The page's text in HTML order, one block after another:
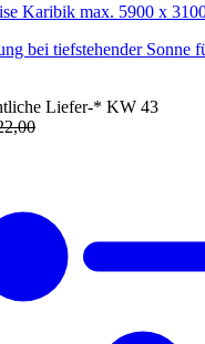
Karibik max. 5900 x
bei tiefstehender Sonne
Liefer-* KW 43